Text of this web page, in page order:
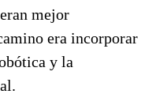
mejor
era incorporar
y la